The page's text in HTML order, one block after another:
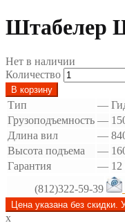
Штабелер
Нет в наличии
Количество
В корзину
Тип —
Грузоподъемность —
Длина вил
—
Высота подъема
—
Гарантия
— 12
(812)322-59-39
Цена указана без скидки.
x